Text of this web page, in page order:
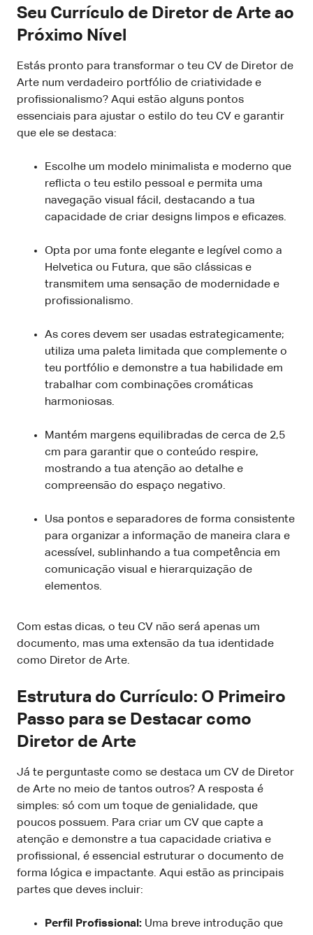
Seu Currículo de Diretor de Arte ao
Próximo Nível
Estás pronto para transformar o teu CV de Diretor de
Arte num verdadeiro portfólio de criatividade e
profissionalismo? Aqui estão alguns pontos
essenciais para ajustar o estilo do teu CV e garantir
que ele se destaca:
Escolhe um modelo minimalista e moderno que
reflicta o teu estilo pessoal e permita uma
navegação visual fácil, destacando a tua
capacidade de criar designs limpos e eficazes.
Opta por uma fonte elegante e legível como a
Helvetica ou Futura, que são clássicas e
transmitem uma sensação de modernidade e
profissionalismo.
As cores devem ser usadas estrategicamente;
utiliza uma paleta limitada que complemente o
teu portfólio e demonstre a tua habilidade em
trabalhar com combinações cromáticas
harmoniosas.
Mantém margens equilibradas de cerca de 2,5
cm para garantir que o conteúdo respire,
mostrando a tua atenção ao detalhe e
compreensão do espaço negativo.
Usa pontos e separadores de forma consistente
para organizar a informação de maneira clara e
acessível, sublinhando a tua competência em
comunicação visual e hierarquização de
elementos.
Com estas dicas, o teu CV não será apenas um
documento, mas uma extensão da tua identidade
como Diretor de Arte.
Estrutura do Currículo: O Primeiro
Passo para se Destacar como
Diretor de Arte
Já te perguntaste como se destaca um CV de Diretor
de Arte no meio de tantos outros? A resposta é
simples: só com um toque de genialidade, que
poucos possuem. Para criar um CV que capte a
atenção e demonstre a tua capacidade criativa e
profissional, é essencial estruturar o documento de
forma lógica e impactante. Aqui estão as principais
partes que deves incluir:
Perfil Profissional: Uma breve introdução que